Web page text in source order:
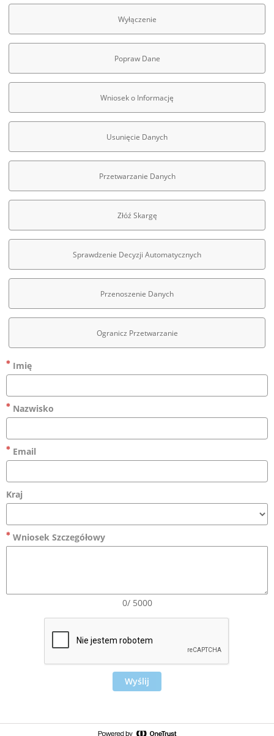
Wyłączenie
Popraw Dane
Wniosek o Informację
Usunięcie Danych
Przetwarzanie Danych
Złóź Skargę
Sprawdzenie Decyzji Automatycznych
Przenoszenie Danych
Ogranicz Przetwarzanie
Imię
Nazwisko
Email
Kraj
Wniosek Szczegółowy
0/ 5000
Wyślij